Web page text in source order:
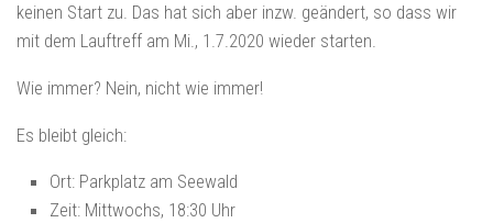
keinen Start zu. Das hat sich aber inzw. geändert, so dass wir
mit dem Lauftreff am Mi., 1.7.2020 wieder starten.
Wie immer? Nein, nicht wie immer!
Es bleibt gleich:
Ort: Parkplatz am Seewald
Zeit: Mittwochs, 18:30 Uhr